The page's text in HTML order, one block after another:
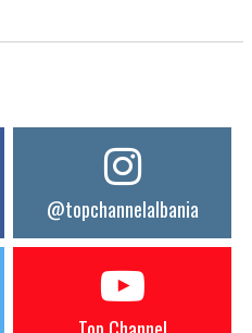
@topchannelalbania